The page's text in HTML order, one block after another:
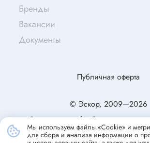
Бренды
Вакансии
Документы
© Эскор, 2009—2026
Согласие на обработку
Политика
Публичная оферта
Мы используем файлы «Cookie» и
для сбора и анализа информации о